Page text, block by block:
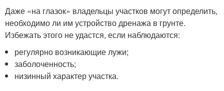
Даже «на глазок» владельцы участков могут определить,
необходимо ли им устройство дренажа в грунте.
Избежать этого не удастся, если наблюдаются:
регулярно возникающие лужи;
заболоченность;
низинный характер участка.